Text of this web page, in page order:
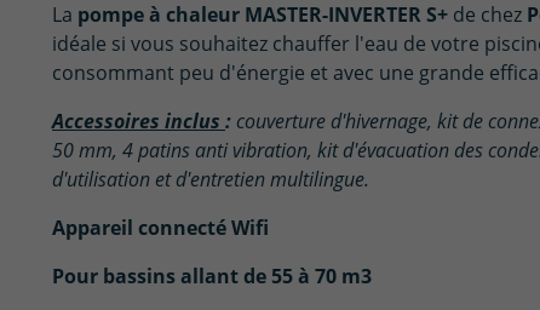
La pompe à chaleur MASTER-INVERTER S+ de chez
idéale si vous souhaitez chauffer l'eau de votre
consommant peu d'énergie et avec une grande
Accessoires inclus : couverture d'hivernage, kit de
50 mm, 4 patins anti vibration, kit d'évacuation des
d'utilisation et d'entretien multilingue.
Appareil connecté Wifi
Pour bassins allant de 55 à 70 m3